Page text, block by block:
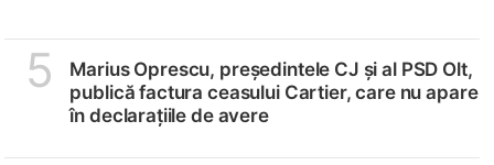
5
Marius Oprescu, președintele CJ și al PSD Olt,
publică factura ceasului Cartier, care nu apare
în declarațiile de avere